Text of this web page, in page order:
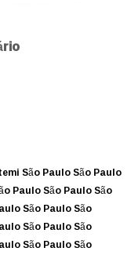
São PauloSão Paulo
PauloSão PauloSão
São PauloSão
São PauloSão
São PauloSão